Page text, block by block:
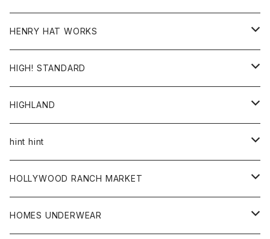
HENRY HAT WORKS
帽子
HIGH! STANDARD
アウター
ジャケット
トップス
シャツ
カーディガン
ボトム
グッズ
HIGHLAND
帽子
hint hint
ストール
HOLLYWOOD RANCH MARKET
アウター
HOMES UNDERWEAR